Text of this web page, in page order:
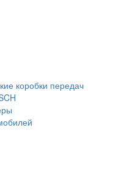
коробки передач